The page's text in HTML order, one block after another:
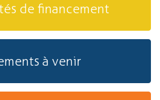
de financement
à venir